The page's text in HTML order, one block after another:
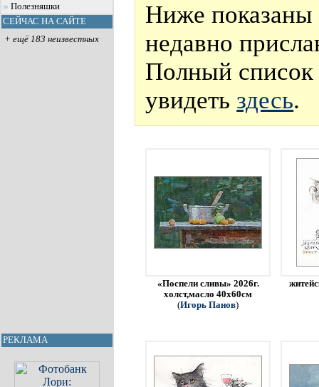
Полезняшки
СЕЙЧАС НА САЙТЕ
+ ещё 183 неизвестных
РЕКЛАМА
Ниже показаны
недавно
Полный
увидеть здесь.
«Поспели сливы» 2026г.
холст,масло 40х60см
(Игорь Панов)